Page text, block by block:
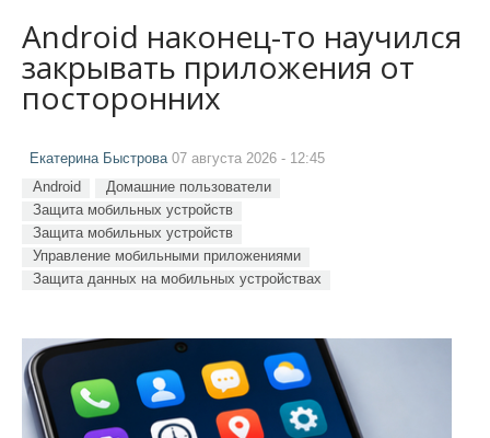
Android наконец-то научился
закрывать приложения от
посторонних
Екатерина Быстрова 07 августа 2026 - 12:45
Android
Домашние пользователи
Защита мобильных устройств
Защита мобильных устройств
Управление мобильными приложениями
Защита данных на мобильных устройствах